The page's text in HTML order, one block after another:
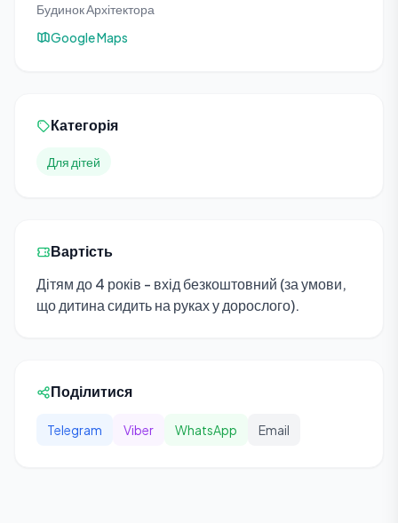
Будинок Архітектора
Google Maps
Категорія
Для дітей
Вартість
Дітям до 4 років - вхід безкоштовний (за умови,
що дитина сидить на руках у дорослого).
Поділитися
Telegram Viber WhatsApp Email